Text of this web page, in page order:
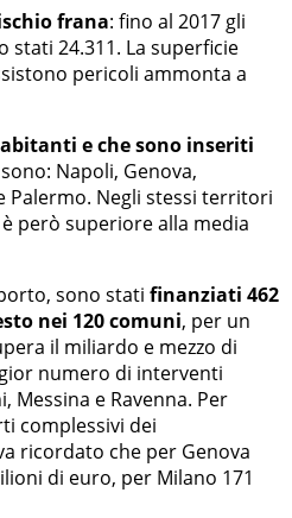
frana: fino al 2017 gli
24.311. La superficie
pericoli ammonta a
e che sono inseriti
sono: Napoli, Genova,
Palermo. Negli stessi territori
però superiore alla media
sono stati finanziati 462
nei 120 comuni, per un
il miliardo e mezzo di
numero di interventi
Messina e Ravenna. Per
complessivi dei
ricordato che per Genova
di euro, per Milano 171